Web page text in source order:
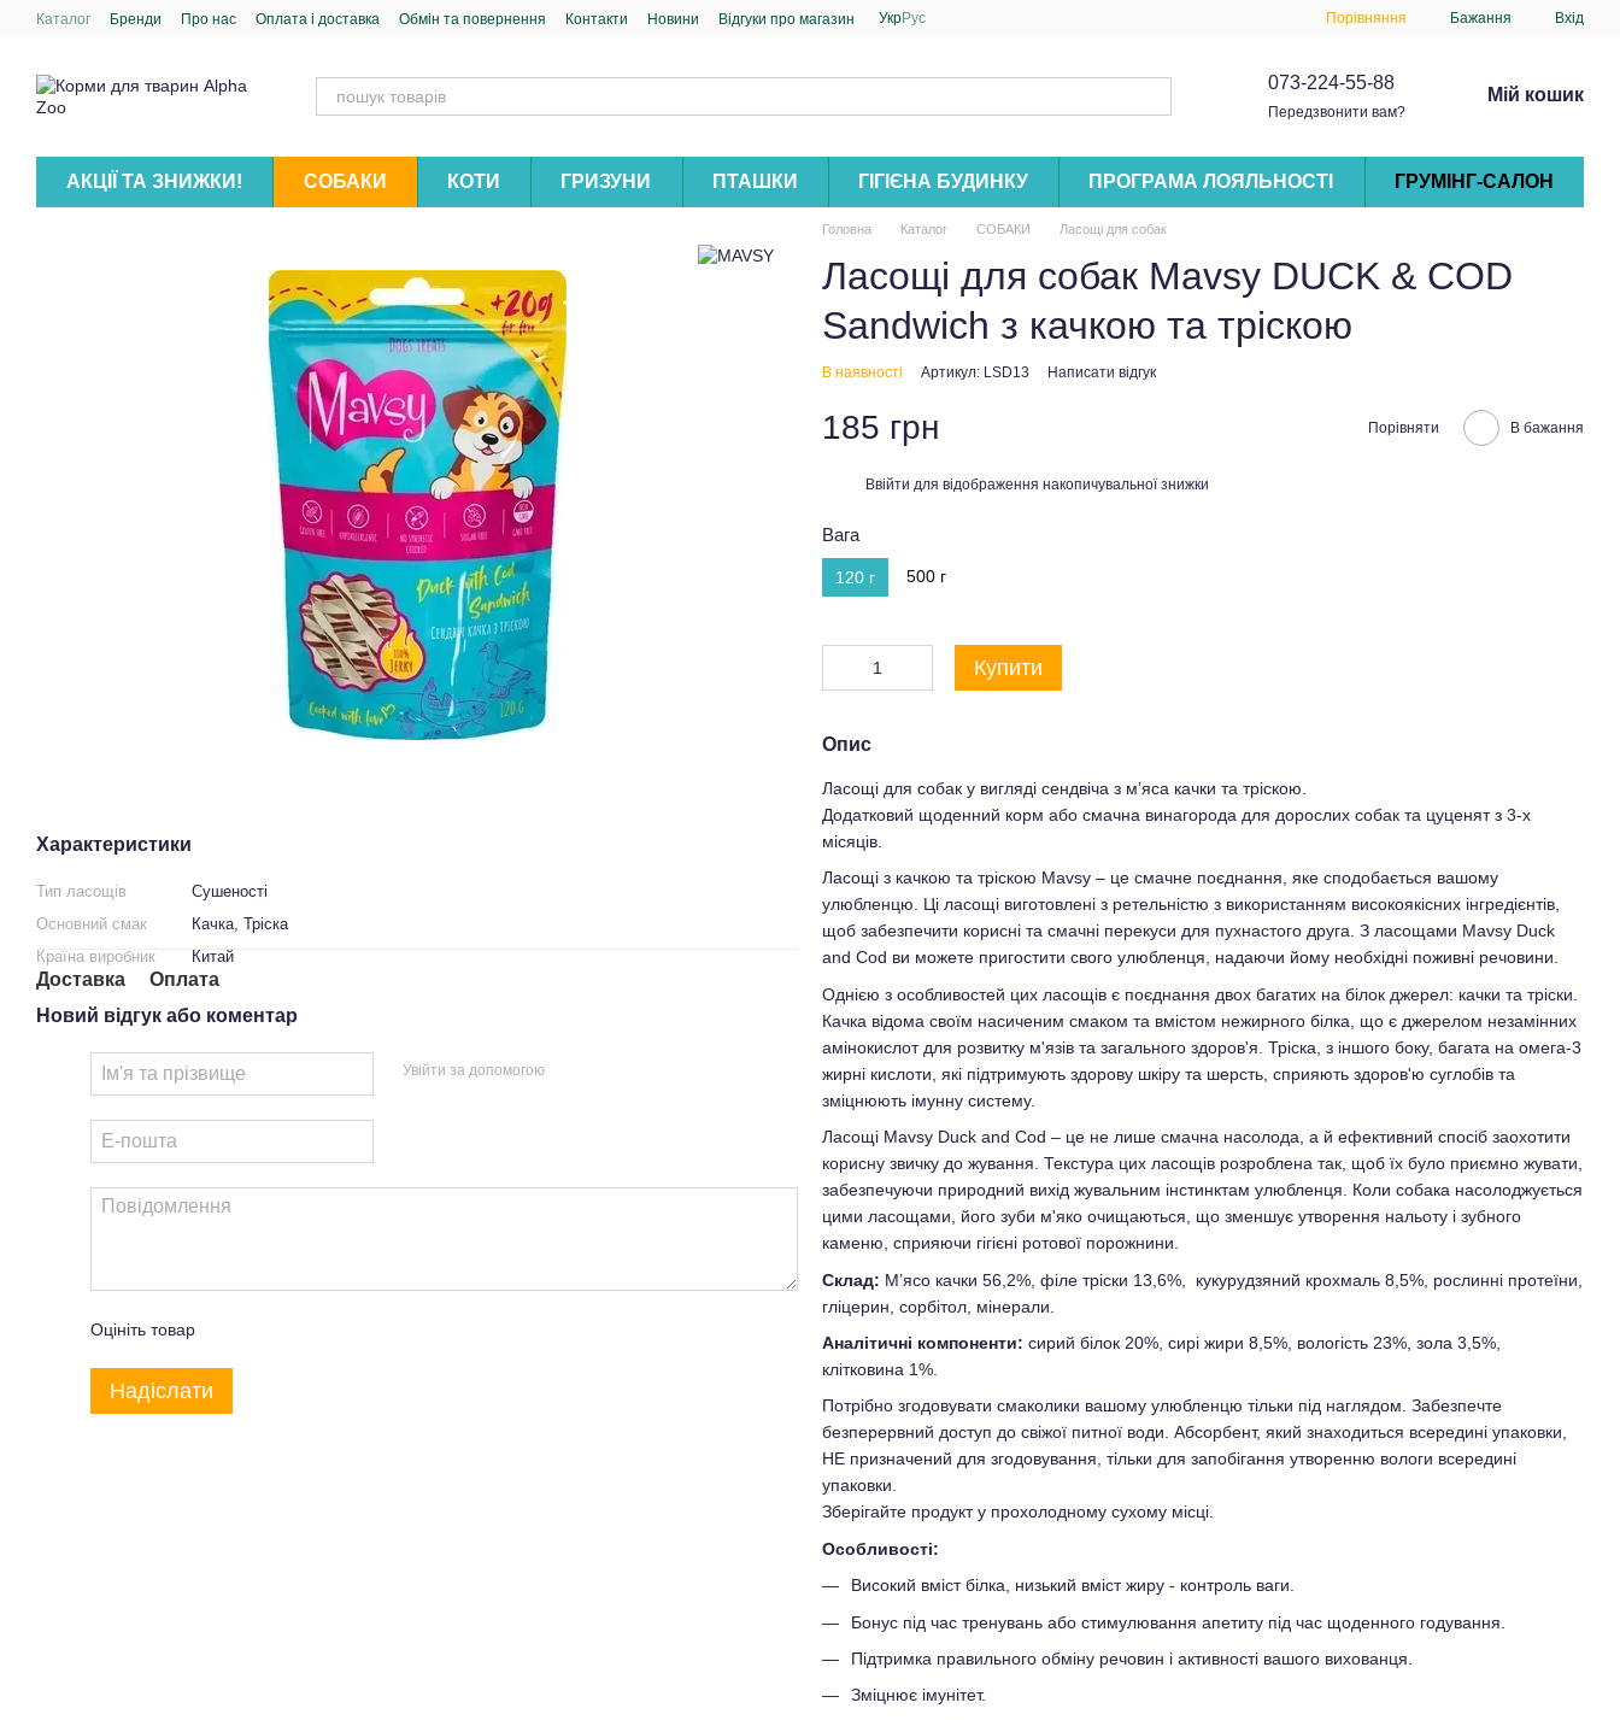
Перейти до основного контенту
Каталог Бренди Про нас Оплата і доставка Обмін та повернення Контакти Новини Відгуки про магазин УкрРус Порівняння Бажання Вхід
073-224-55-88
Передзвонити вам?
Мій кошик
АКЦІЇ ТА ЗНИЖКИ! СОБАКИ КОТИ ГРИЗУНИ ПТАШКИ ГІГІЄНА БУДИНКУ ПРОГРАМА ЛОЯЛЬНОСТІ ГРУМІНГ-САЛОН
Характеристики
Тип ласощів
Сушеності
Основний смак
Качка, Тріска
Країна виробник
Китай
Доставка
Оплата
Новий відгук або коментар
Увійти за допомогою
Оцініть товар
Надіслати
Головна Каталог СОБАКИ Ласощі для собак
Ласощі для собак Mavsy DUCK & COD
Sandwich з качкою та тріскою
В наявності Артикул: LSD13 Написати відгук
185 грн Порівняти В бажання
Ввійти для відображення накопичувальної знижки
Вага
120 г 500 г
Купити
Опис
Ласощі для собак у вигляді сендвіча з м’яса качки та тріскою.
Додатковий щоденний корм або смачна винагорода для дорослих собак та цуценят з 3-х
місяців.
Ласощі з качкою та тріскою Mavsy – це смачне поєднання, яке сподобається вашому
улюбленцю. Ці ласощі виготовлені з ретельністю з використанням високоякісних інгредієнтів,
щоб забезпечити корисні та смачні перекуси для пухнастого друга. З ласощами Mavsy Duck
and Cod ви можете пригостити свого улюбленця, надаючи йому необхідні поживні речовини.
Однією з особливостей цих ласощів є поєднання двох багатих на білок джерел: качки та тріски.
Качка відома своїм насиченим смаком та вмістом нежирного білка, що є джерелом незамінних
амінокислот для розвитку м'язів та загального здоров'я. Тріска, з іншого боку, багата на омега-3
жирні кислоти, які підтримують здорову шкіру та шерсть, сприяють здоров'ю суглобів та
зміцнюють імунну систему.
Ласощі Mavsy Duck and Cod – це не лише смачна насолода, а й ефективний спосіб заохотити
корисну звичку до жування. Текстура цих ласощів розроблена так, щоб їх було приємно жувати,
забезпечуючи природний вихід жувальним інстинктам улюбленця. Коли собака насолоджується
цими ласощами, його зуби м'яко очищаються, що зменшує утворення нальоту і зубного
каменю, сприяючи гігієні ротової порожнини.
Склад: М’ясо качки 56,2%, філе тріски 13,6%, кукурудзяний крохмаль 8,5%, рослинні протеїни,
гліцерин, сорбітол, мінерали.
Аналітичні компоненти: сирий білок 20%, сирі жири 8,5%, вологість 23%, зола 3,5%,
клітковина 1%.
Потрібно згодовувати смаколики вашому улюбленцю тільки під наглядом. Забезпечте
безперервний доступ до свіжої питної води. Абсорбент, який знаходиться всередині упаковки,
НЕ призначений для згодовування, тільки для запобігання утворенню вологи всередині
упаковки.
Зберігайте продукт у прохолодному сухому місці.
Особливості:
Високий вміст білка, низький вміст жиру - контроль ваги.
Бонус під час тренувань або стимулювання апетиту під час щоденного годування.
Підтримка правильного обміну речовин і активності вашого вихованця.
Зміцнює імунітет.